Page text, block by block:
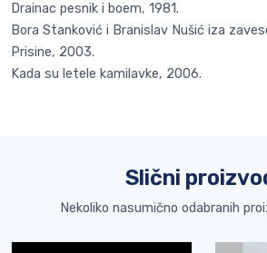
Drainac pesnik i boem, 1981.
Bora Stanković i Branislav Nušić iza
Prisine, 2003.
Kada su letele kamilavke, 2006.
Slični
Nekoliko nasumično odabranih